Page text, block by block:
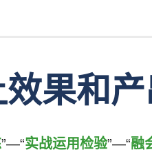
果和产
”—“实战运用检验”—“融